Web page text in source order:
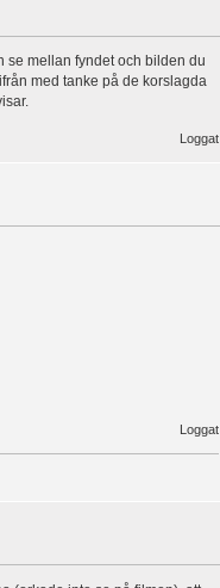
se mellan fyndet och bilden du
med tanke på de korslagda
Loggat
Loggat